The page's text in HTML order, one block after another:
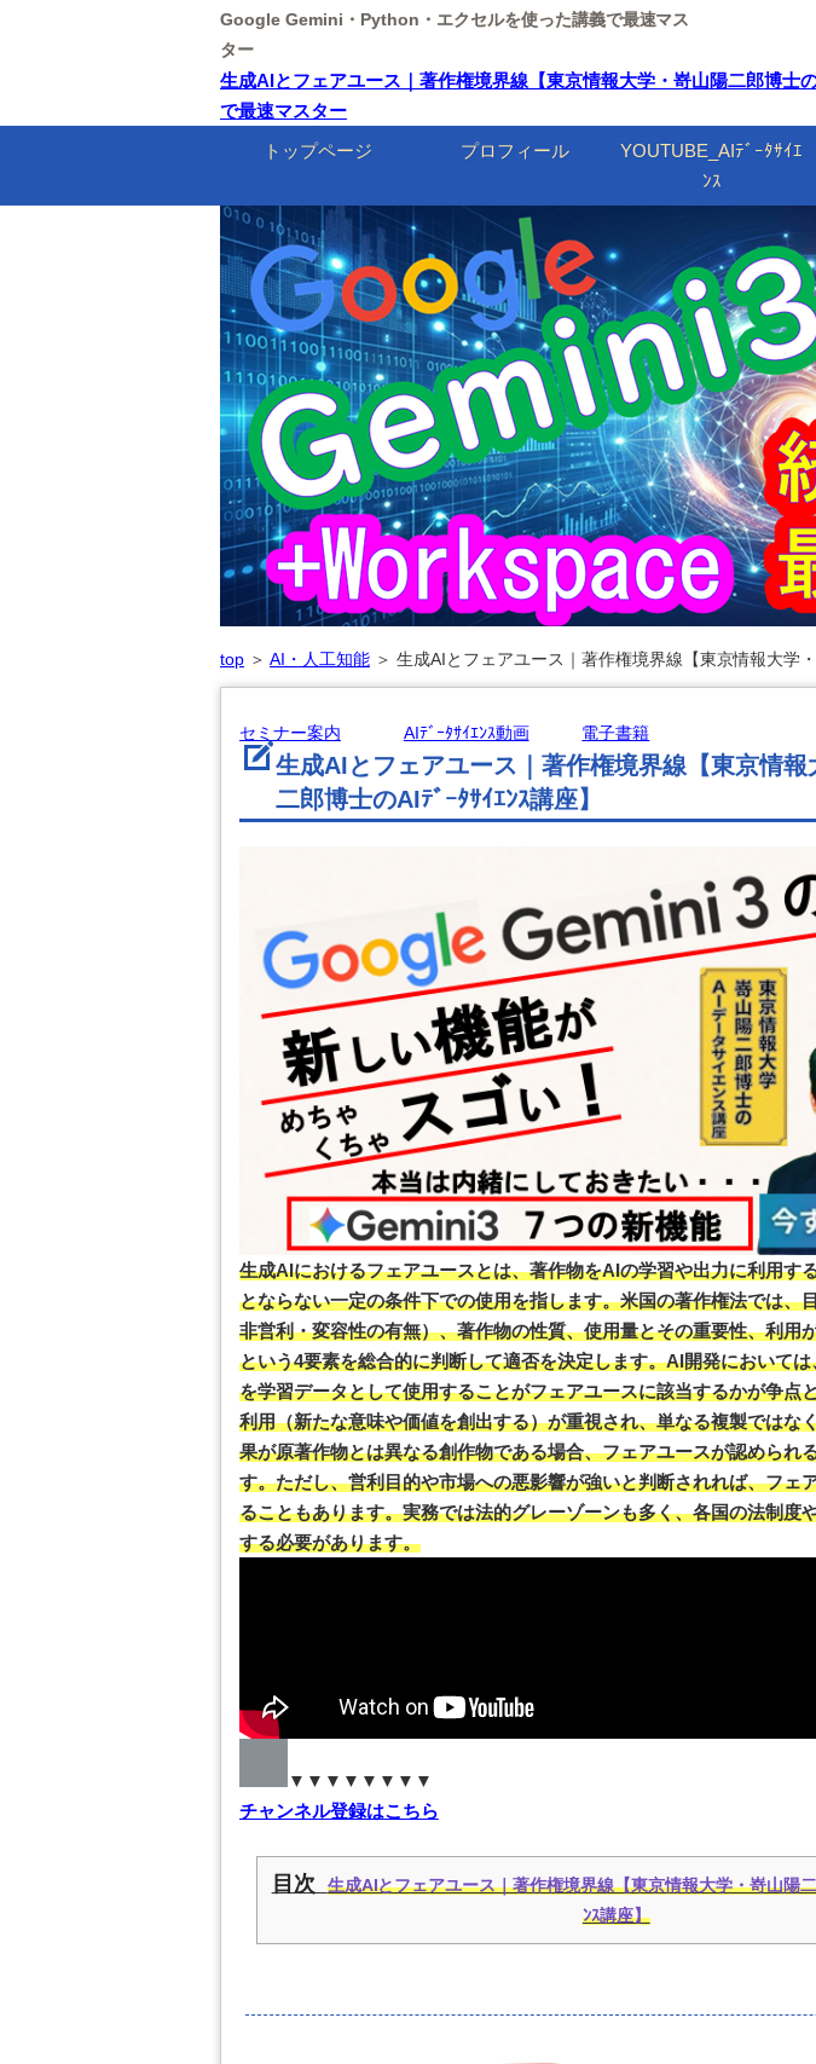
Google Gemini・Python・エクセルを使った講義で最速マス
ター
生成AIとフェアユース｜著作権境界線【東京情報大学・嵜山陽二郎博
で最速マスター
トップページ
プロフィール
YOUTUBE_AIﾃﾞｰﾀｻｲｴ
ﾝｽ
top＞ AI・人工知能＞ 生成AIとフェアユース｜著作権境界線【東京情報大学
セミナー案内 AIﾃﾞｰﾀｻｲｴﾝｽ動画 電子書籍
生成AIとフェアユース｜著作権境界線【東京情報
二郎博士のAIﾃﾞｰﾀｻｲｴﾝｽ講座】
生成AIにおけるフェアユースとは、著作物をAIの学習や出力に利用す
とならない一定の条件下での使用を指します。米国の著作権法では、
非営利・変容性の有無）、著作物の性質、使用量とその重要性、利用
という4要素を総合的に判断して適否を決定します。AI開発において
を学習データとして使用することがフェアユースに該当するかが争点
利用（新たな意味や価値を創出する）が重視され、単なる複製ではな
果が原著作物とは異なる創作物である場合、フェアユースが認められ
す。ただし、営利目的や市場への悪影響が強いと判断されれば、フェ
ることもあります。実務では法的グレーゾーンも多く、各国の法制度
する必要があります。
▼▼▼▼▼▼▼▼
チャンネル登録はこちら
目次
生成AIとフェアユース｜著作権境界線【東京情報大学・嵜山陽
ﾝｽ講座】